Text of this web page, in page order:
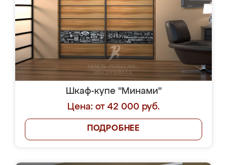
Шкаф-купе "Минами"
Цена: от 42 000 руб.
ПОДРОБНЕЕ